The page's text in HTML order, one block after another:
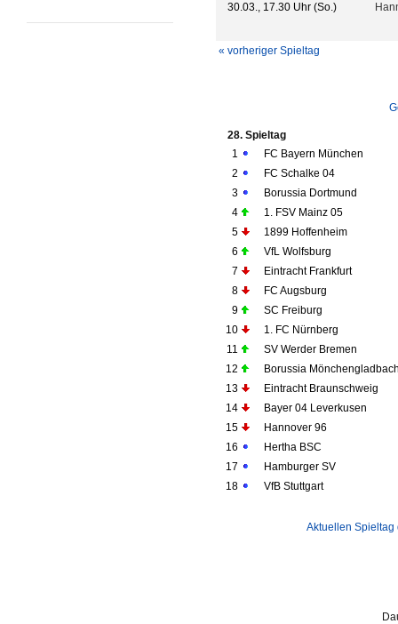
30.03., 17.30 Uhr (So.)
« vorheriger Spieltag
28. Spieltag
1
FC Bayern München
2
FC Schalke 04
3
Borussia Dortmund
4
1. FSV Mainz 05
5
1899 Hoffenheim
6
VfL Wolfsburg
7
Eintracht Frankfurt
8
FC Augsburg
9
SC Freiburg
10
1. FC Nürnberg
11
SV Werder Bremen
12
Borussia
13
Eintracht Braunschweig
14
Bayer 04 Leverkusen
15
Hannover 96
16
Hertha BSC
17
Hamburger SV
18
VfB Stuttgart
Aktuellen Spieltag